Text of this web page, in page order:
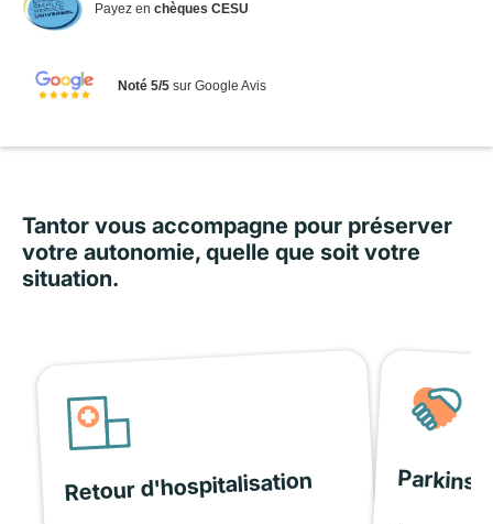
Payez en chèques CESU
Noté 5/5sur Google Avis
Tantor vous accompagne pour préserver
votre autonomie, quelle que soit votre
situation.
Retour d'hospitalisation